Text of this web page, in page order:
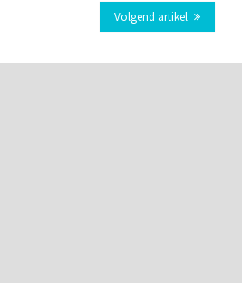
Volgend artikel